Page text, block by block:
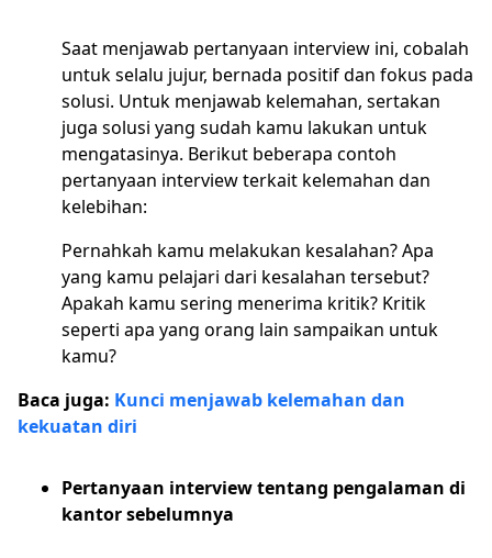
Saat menjawab pertanyaan interview ini, cobalah
untuk selalu jujur, bernada positif dan fokus pada
solusi. Untuk menjawab kelemahan, sertakan
juga solusi yang sudah kamu lakukan untuk
mengatasinya. Berikut beberapa contoh
pertanyaan interview terkait kelemahan dan
kelebihan:
Pernahkah kamu melakukan kesalahan? Apa
yang kamu pelajari dari kesalahan tersebut?
Apakah kamu sering menerima kritik? Kritik
seperti apa yang orang lain sampaikan untuk
kamu?
Baca juga: Kunci menjawab kelemahan dan
kekuatan diri
Pertanyaan interview tentang pengalaman di
kantor sebelumnya